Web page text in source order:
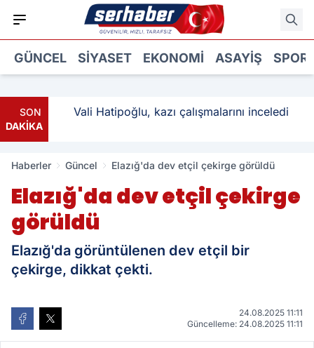
GÜNCEL SIYASET EKONOMI ASAYIŞ SPOR
SON
DAKİKA
Vali Hatipoğlu, kazı çalışmalarını inceledi
Haberler Güncel Elazığ'da dev etçil çekirge görüldü
Elazığ'da dev etçil çekirge
görüldü
Elazığ'da görüntülenen dev etçil bir
çekirge, dikkat çekti.
24.08.2025 11:11
Güncelleme: 24.08.2025 11:11